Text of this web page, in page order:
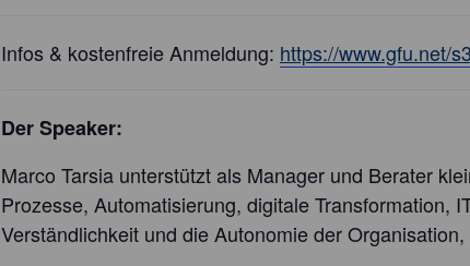
Infos & kostenfreie Anmeldung: https://www.gfu.net/
Der Speaker:
Marco Tarsia unterstützt als Manager und Berater
Prozesse, Automatisierung, digitale Transformation,
Verständlichkeit und die Autonomie der